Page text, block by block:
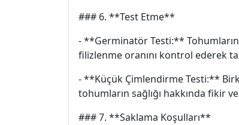
### 6. **Test Etme**
- **Germinatör Testi:**
filizlenme oranını kontrol ederek
- **Küçük Çimlendirme Testi:**
tohumların sağlığı hakkında fikir
### 7. **Saklama Koşulları**